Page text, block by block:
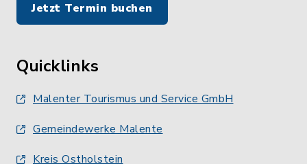
Jetzt Termin buchen
Quicklinks
Malenter Tourismus und Service GmbH
Gemeindewerke Malente
Kreis Ostholstein